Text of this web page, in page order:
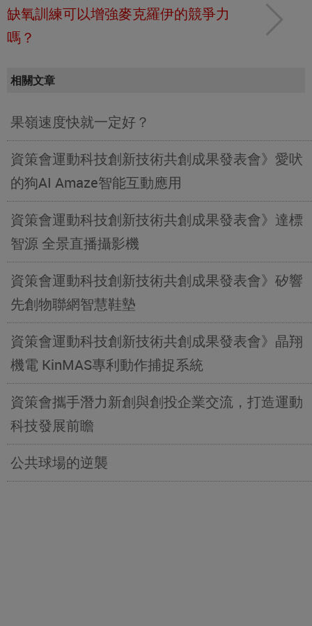
缺氧訓練可以增強麥克羅伊的競爭力
嗎？
相關文章
果嶺速度快就一定好？
資策會運動科技創新技術共創成果發表會》愛吠
的狗AI Amaze智能互動應用
資策會運動科技創新技術共創成果發表會》達標
智源 全景直播攝影機
資策會運動科技創新技術共創成果發表會》矽響
先創物聯網智慧鞋墊
資策會運動科技創新技術共創成果發表會》晶翔
機電 KinMAS專利動作捕捉系統
資策會攜手潛力新創與創投企業交流，打造運動
科技發展前瞻
公共球場的逆襲